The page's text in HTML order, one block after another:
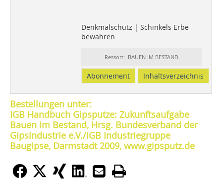
Denkmalschutz | Schinkels Erbe
bewahren
Ressort: BAUEN IM BESTAND
Abonnement Inhaltsverzeichnis
Bestellungen unter:
IGB Handbuch Gipsputze: Zukunftsaufgabe
Bauen im Bestand, Hrsg. Bundesverband der
Gipsindustrie e.V./IGB Industriegruppe
Baugipse, Darmstadt 2009, www.gipsputz.de